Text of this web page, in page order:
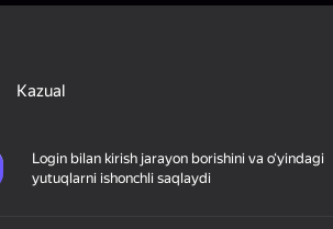
Kazual
Login bilan kirish jarayon borishini va o‘yindagi
yutuqlarni ishonchli saqlaydi